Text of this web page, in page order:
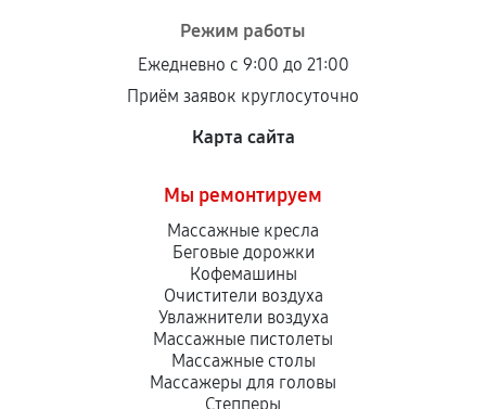
Режим работы
Ежедневно с 9:00 до 21:00
Приём заявок круглосуточно
Карта сайта
Мы ремонтируем
Массажные кресла
Беговые дорожки
Кофемашины
Очистители воздуха
Увлажнители воздуха
Массажные пистолеты
Массажные столы
Массажеры для головы
Степперы